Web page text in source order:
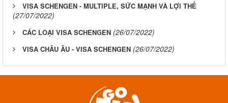
VISA SCHENGEN - MULTIPLE, SỨC MẠNH VÀ LỢI THẾ
(27/07/2022)
CÁC LOẠI VISA SCHENGEN (26/07/2022)
VISA CHÂU ÂU - VISA SCHENGEN (26/07/2022)